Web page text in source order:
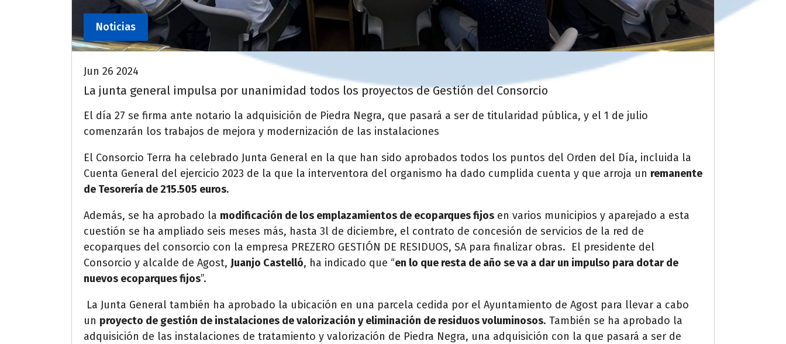
Noticias
Jun 26 2024
La junta general impulsa por unanimidad todos los proyectos de Gestión del Consorcio
El día 27 se firma ante notario la adquisición de Piedra Negra, que pasará a ser de titularidad pública, y el 1 de julio
comenzarán los trabajos de mejora y modernización de las instalaciones
El Consorcio Terra ha celebrado Junta General en la que han sido aprobados todos los puntos del Orden del Día, incluida la
Cuenta General del ejercicio 2023 de la que la interventora del organismo ha dado cumplida cuenta y que arroja un remanente
de Tesorería de 215.505 euros.
Además, se ha aprobado la modificación de los emplazamientos de ecoparques fijos en varios municipios y aparejado a esta
cuestión se ha ampliado seis meses más, hasta 3l de diciembre, el contrato de concesión de servicios de la red de
ecoparques del consorcio con la empresa PREZERO GESTIÓN DE RESIDUOS, SA para finalizar obras. El presidente del
Consorcio y alcalde de Agost, Juanjo Castelló, ha indicado que “en lo que resta de año se va a dar un impulso para dotar de
nuevos ecoparques fijos”.
La Junta General también ha aprobado la ubicación en una parcela cedida por el Ayuntamiento de Agost para llevar a cabo
un proyecto de gestión de instalaciones de valorización y eliminación de residuos voluminosos. También se ha aprobado la
adquisición de las instalaciones de tratamiento y valorización de Piedra Negra, una adquisición con la que pasará a ser de